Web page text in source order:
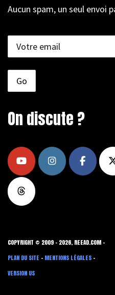
Aucun spam, un seul envoi
On discute ?
COPYRIGHT © 2009 - 2026, REEAD.COM -
PLAN DU SITE - MENTIONS LÉGALES -
VERSION US